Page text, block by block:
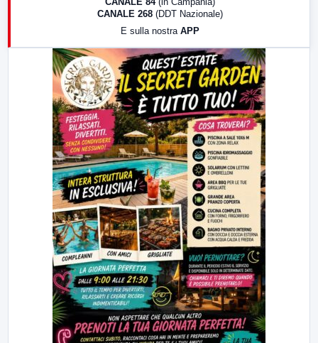
LabNews (replica)
CANALE 268 (DDT Nazionale)
E sulla nostra APP